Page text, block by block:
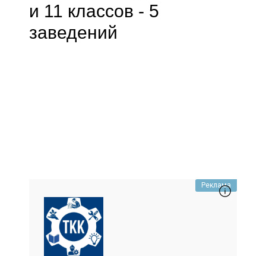
и 11 классов - 5
заведений
Реклама